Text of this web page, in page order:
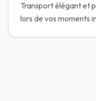
Transport élégant et
lors de vos moments